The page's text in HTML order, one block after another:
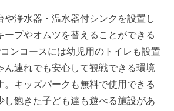
や浄水器・温水器付シンクを設置し
ープやオムツを替えることができる
ンコースには幼児用のトイレも設置
ん連れでも安心して観戦できる環境
。キッズパークも無料で使用できる
し飽きた子ども達も遊べる施設があ